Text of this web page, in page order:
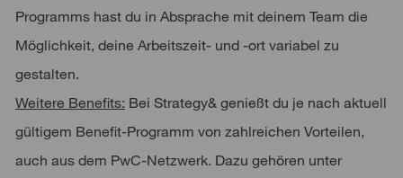
Programms hast du in Absprache mit deinem Team die
Möglichkeit, deine Arbeitszeit- und -ort variabel zu
gestalten.
Weitere Benefits: Bei Strategy& genießt du je nach aktuell
gültigem Benefit-Programm von zahlreichen Vorteilen,
auch aus dem PwC-Netzwerk. Dazu gehören unter